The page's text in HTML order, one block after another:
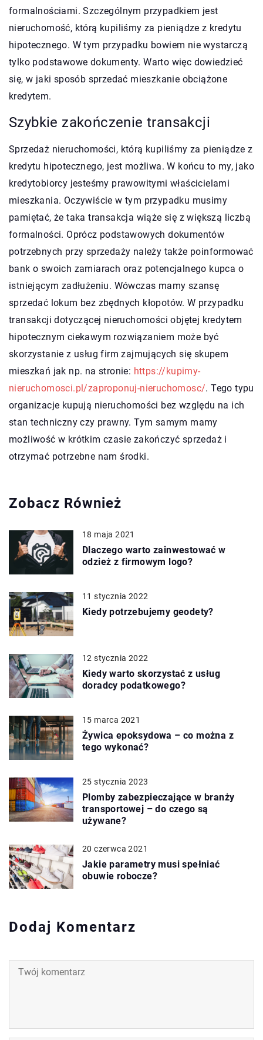
formalnościami. Szczególnym przypadkiem jest
nieruchomość, którą kupiliśmy za pieniądze z kredytu
hipotecznego. W tym przypadku bowiem nie wystarczą
tylko podstawowe dokumenty. Warto więc dowiedzieć
się, w jaki sposób sprzedać mieszkanie obciążone
kredytem.
Szybkie zakończenie transakcji
Sprzedaż nieruchomości, którą kupiliśmy za pieniądze z
kredytu hipotecznego, jest możliwa. W końcu to my, jako
kredytobiorcy jesteśmy prawowitymi właścicielami
mieszkania. Oczywiście w tym przypadku musimy
pamiętać, że taka transakcja wiąże się z większą liczbą
formalności. Oprócz podstawowych dokumentów
potrzebnych przy sprzedaży należy także poinformować
bank o swoich zamiarach oraz potencjalnego kupca o
istniejącym zadłużeniu. Wówczas mamy szansę
sprzedać lokum bez zbędnych kłopotów. W przypadku
transakcji dotyczącej nieruchomości objętej kredytem
hipotecznym ciekawym rozwiązaniem może być
skorzystanie z usług firm zajmujących się skupem
mieszkań jak np. na stronie: https://kupimy-
nieruchomosci.pl/zaproponuj-nieruchomosc/. Tego typu
organizacje kupują nieruchomości bez względu na ich
stan techniczny czy prawny. Tym samym mamy
możliwość w krótkim czasie zakończyć sprzedaż i
otrzymać potrzebne nam środki.
Zobacz Również
18 maja 2021
Dlaczego warto zainwestować w
odzież z firmowym logo?
11 stycznia 2022
Kiedy potrzebujemy geodety?
12 stycznia 2022
Kiedy warto skorzystać z usług
doradcy podatkowego?
15 marca 2021
Żywica epoksydowa – co można z
tego wykonać?
25 stycznia 2023
Plomby zabezpieczające w branży
transportowej – do czego są
używane?
20 czerwca 2021
Jakie parametry musi spełniać
obuwie robocze?
Dodaj Komentarz